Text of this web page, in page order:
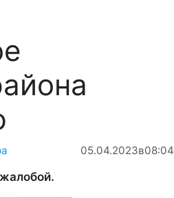
05.04.2023в08:04